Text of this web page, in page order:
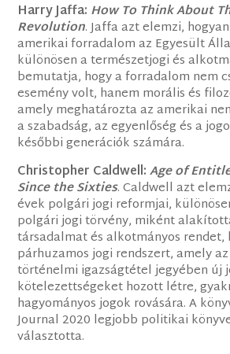
Harry Jaffa: How To Think About
Revolution. Jaffa azt elemzi,
amerikai forradalom az Egyesült
különösen a természetjogi és
bemutatja, hogy a forradalom nem
esemény volt, hanem morális és
amely meghatározta az amerikai
a szabadság, az egyenlőség és a
későbbi generációk számára.
Christopher Caldwell:Age of
Since the Sixties. Caldwell azt
évek polgári jogi reformjai,
polgári jogi törvény, miként
társadalmat és alkotmányos rendet,
párhuzamos jogi rendszert, amely
történelmi igazságtétel jegyében új
kötelezettségeket hozott létre,
hagyományos jogok rovására. A
Journal 2020 legjobb politikai
választotta.